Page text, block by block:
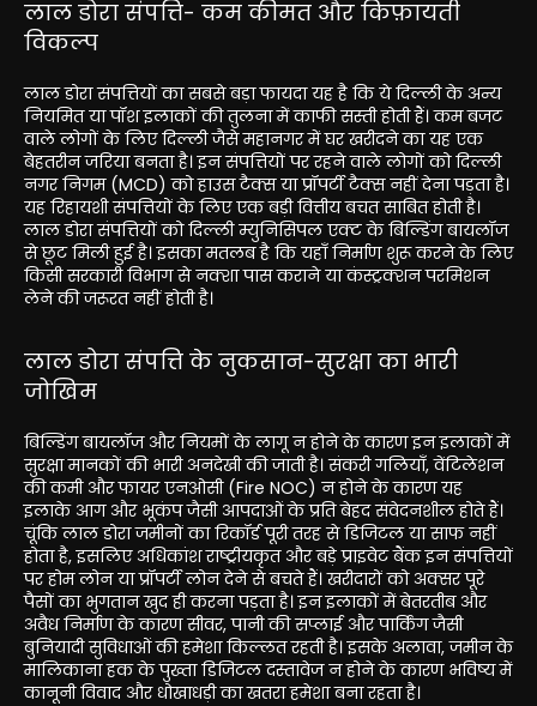
लाल डोरा संपत्ति- कम कीमत और किफ़ायती
विकल्प
लाल डोरा संपत्तियों का सबसे बड़ा फायदा यह है कि ये दिल्ली के अन्य
नियमित या पॉश इलाकों की तुलना में काफी सस्ती होती हैं। कम बजट
वाले लोगों के लिए दिल्ली जैसे महानगर में घर खरीदने का यह एक
बेहतरीन जरिया बनता है। इन संपत्तियों पर रहने वाले लोगों को दिल्ली
नगर निगम (MCD) को हाउस टैक्स या प्रॉपर्टी टैक्स नहीं देना पड़ता है।
यह रिहायशी संपत्तियों के लिए एक बड़ी वित्तीय बचत साबित होती है।
लाल डोरा संपत्तियों को दिल्ली म्युनिसिपल एक्ट के बिल्डिंग बायलॉज
से छूट मिली हुई है। इसका मतलब है कि यहाँ निर्माण शुरू करने के लिए
किसी सरकारी विभाग से नक्शा पास कराने या कंस्ट्रक्शन परमिशन
लेने की जरूरत नहीं होती है।
लाल डोरा संपत्ति के नुकसान-सुरक्षा का भारी
जोखिम
बिल्डिंग बायलॉज और नियमों के लागू न होने के कारण इन इलाकों में
सुरक्षा मानकों की भारी अनदेखी की जाती है। संकरी गलियाँ, वेंटिलेशन
की कमी और फायर एनओसी (Fire NOC) न होने के कारण यह
इलाके आग और भूकंप जैसी आपदाओं के प्रति बेहद संवेदनशील होते हैं।
चूंकि लाल डोरा जमीनों का रिकॉर्ड पूरी तरह से डिजिटल या साफ नहीं
होता है, इसलिए अधिकांश राष्ट्रीयकृत और बड़े प्राइवेट बैंक इन संपत्तियों
पर होम लोन या प्रॉपर्टी लोन देने से बचते हैं। खरीदारों को अक्सर पूरे
पैसों का भुगतान खुद ही करना पड़ता है। इन इलाकों में बेतरतीब और
अवैध निर्माण के कारण सीवर, पानी की सप्लाई और पार्किंग जैसी
बुनियादी सुविधाओं की हमेशा किल्लत रहती है। इसके अलावा, जमीन के
मालिकाना हक के पुख्ता डिजिटल दस्तावेज न होने के कारण भविष्य में
कानूनी विवाद और धोखाधड़ी का खतरा हमेशा बना रहता है।